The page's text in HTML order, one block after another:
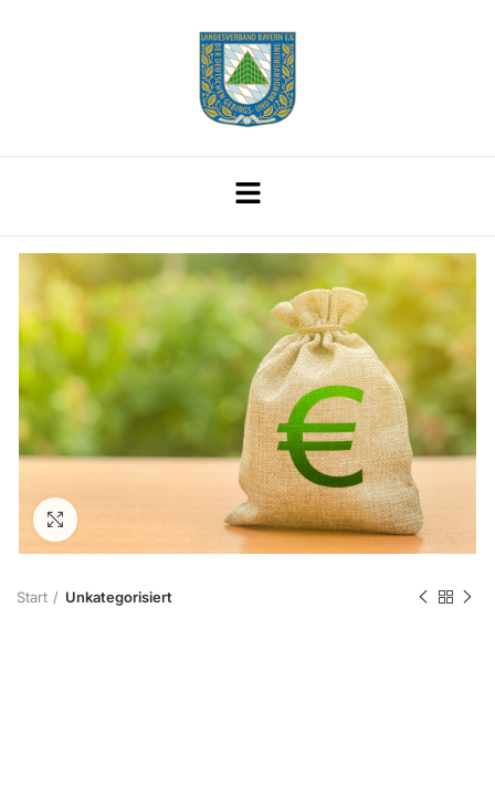
Zum Vergrößern klicken
Start Unkategorisiert